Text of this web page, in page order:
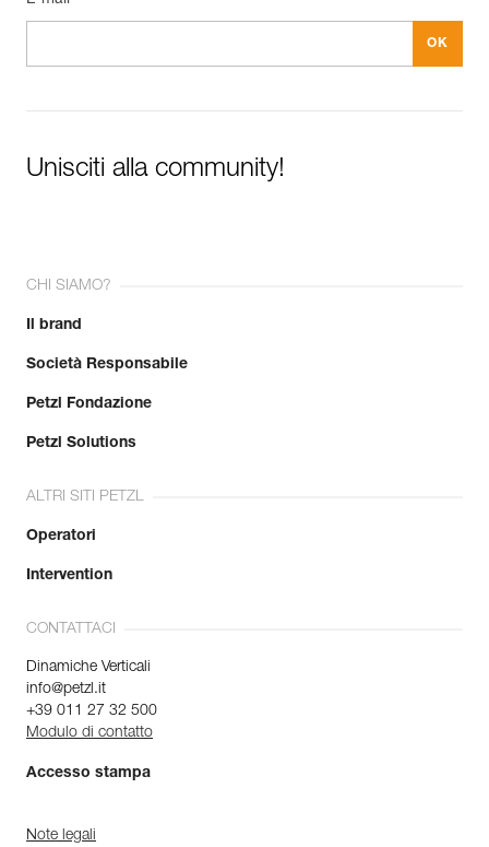
Unisciti alla community!
CHI SIAMO?
Il brand
Società Responsabile
Petzl Fondazione
Petzl Solutions
ALTRI SITI PETZL
Operatori
Intervention
CONTATTACI
Dinamiche Verticali
info@petzl.it
+39 011 27 32 500
Modulo di contatto
Accesso stampa
Note legali